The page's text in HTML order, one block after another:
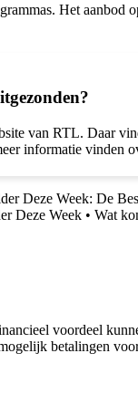
Het
van RTL. Daar
informatie vinden
Deze Week: De
Deze Week • Wat
voordeel
betalingen